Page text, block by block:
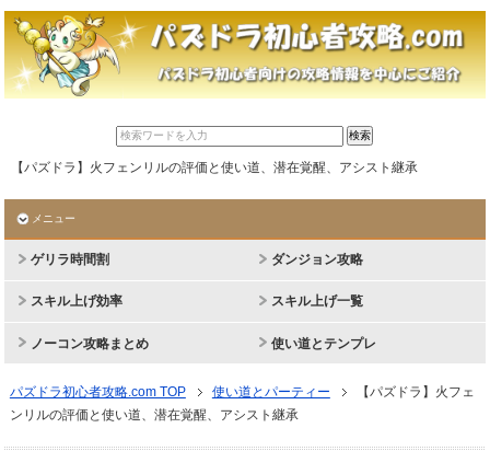
【パズドラ】火フェンリルの評価と使い道、潜在覚醒、アシスト継承
メニュー
ゲリラ時間割 ダンジョン攻略
スキル上げ効率 スキル上げ一覧
ノーコン攻略まとめ 使い道とテンプレ
パズドラ初心者攻略.com TOP 使い道とパーティー
【パズドラ】火フェ
ンリルの評価と使い道、潜在覚醒、アシスト継承